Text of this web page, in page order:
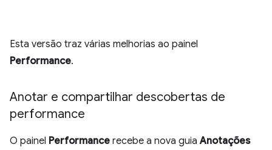
Esta versão traz várias melhorias ao painel
Performance.
Anotar e compartilhar descobertas de
performance
O painel Performance recebe a nova guiaAnotações